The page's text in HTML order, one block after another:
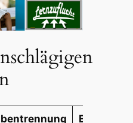
Erklärung